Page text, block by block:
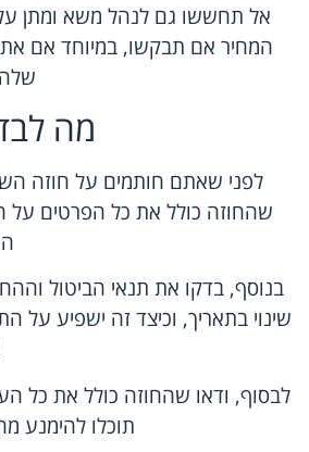
אל תחששו גם לנהל משא ומתן על
המחיר אם תבקשו, במיוחד אם
מה
לפני שאתם חותמים על חוזה
שהחוזה כולל את כל הפרטים על
בנוסף, בדקו את תנאי הביטול
שינוי בתאריך, וכיצד זה ישפיע
לבסוף, ודאו שהחוזה כולל את כל
תוכלו להימנע